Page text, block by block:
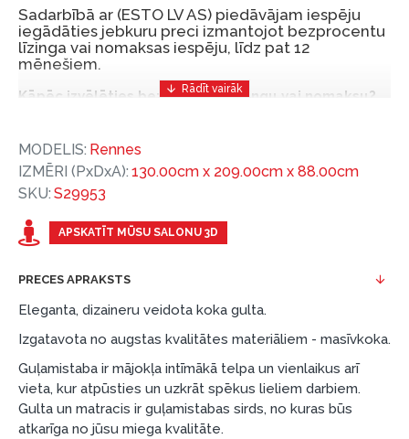
Sadarbībā ar (ESTO LV AS) piedāvājam iespēju
iegādāties jebkuru preci izmantojot bezprocentu
līzinga vai nomaksas iespēju, līdz pat 12
mēnešiem.
Kāpēc izvēlēties bezprocentu līzingu vai nomaksu?
un izdevīgs finansēšanas risinājums, lai iegādātos
vajadzīgās preces tulīt, bet par tām norēķinoties
vēlāk.
Ar ESTO iegūstiet bezprocentu līzinga vai nomaksas
priekšrocības bez pirmās iemaksas un ar nomaksas
Piemērs: Preces cena 300 €, termiņš: 12 mēneši,
pirmā iemaksa: 0 €, ikmēneša maksājums: 25 €,
kopējā pārmaksa: 0 €.
Līzingu un nomaksu varat noformēt arī apmeklējot mūsu
salonu Dārzciema ielā 91, Rīga, Latvija.
Dokumentu prasības:
APSKATĪT MŪSU SALONU 3D
PRECES APRAKSTS
Eleganta, dizaineru veidota koka gulta.
Izgatavota no augstas kvalitātes materiāliem - masīvkoka.
Guļamistaba ir mājokļa intīmākā telpa un vienlaikus arī
vieta, kur atpūsties un uzkrāt spēkus lieliem darbiem.
Gulta un matracis ir guļamistabas sirds, no kuras būs
atkarīga no jūsu miega kvalitāte.
MODELIS: Rennes
IZMĒRI (PxDxA): 130.00cm x 209.00cm x 88.00cm
SKU: S29953